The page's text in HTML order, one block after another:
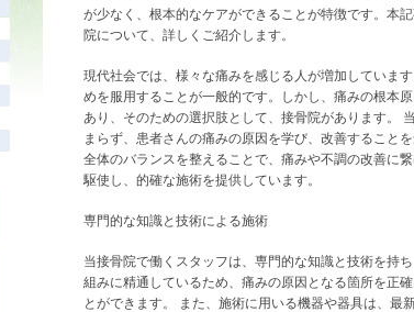
が少なく、根本的なケアができることが特徴です。本
院について、詳しくご紹介します。
現代社会では、様々な痛みを感じる人が増加していま
めを服用することが一般的です。しかし、痛みの根本
あり、そのための選択肢として、接骨院があります。
まらず、患者さんの痛みの原因を学び、改善すること
全体のバランスを整えることで、痛みや不調の改善に
駆使し、的確な施術を提供しています。
専門的な知識と技術による施術
当接骨院で働くスタッフは、専門的な知識と技術を持
組みに精通しているため、痛みの原因となる箇所を正
とができます。 また、施術に用いる機器や器具は、最